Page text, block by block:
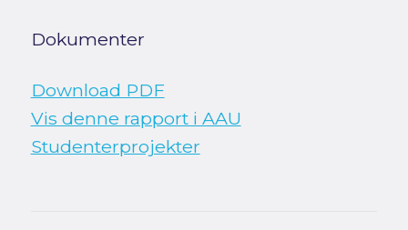
Dokumenter
Download PDF
Vis denne rapport i AAU
Studenterprojekter